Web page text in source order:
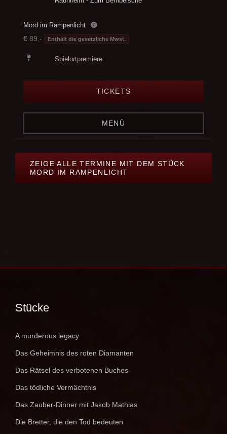
Mord im Rampenlicht
€ 89,- Enthält die gesetzliche Mwst.
Spielortpremiere
TICKETS
MENÜ
ZEIGE ALLE TERMINE MIT DEM STÜCK
MORD IM RAMPENLICHT
Stücke
A murderous legacy
Das Geheimnis des roten Diamanten
Das Rätsel des verbotenen Buches
Das tödliche Vermächtnis
Das Zauber-Dinner mit Jakob Mathias
Die Bretter, die den Tod bedeuten